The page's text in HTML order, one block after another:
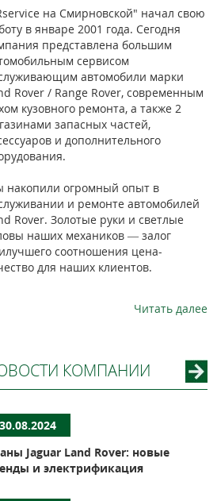
на Смирновской" начал свою
в январе 2001 года. Сегодня
представлена большим
сервисом
автомобили марки
Rover / Range Rover, современным
кузовного ремонта, а также 2
запасных частей,
и дополнительного
накопили огромный опыт в
и ремонте автомобилей
Rover. Золотые руки и светлые
наших механиков — залог
соотношения цена-
для наших клиентов.
Читать далее
КОМПАНИИ
30.08.2024
Jaguar Land Rover: новые
и электрификация